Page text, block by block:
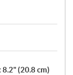
8.2" (20.8 cm)